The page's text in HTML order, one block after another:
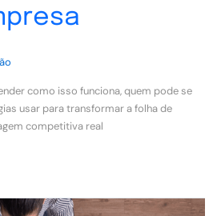
como isso funciona, quem pode se
usar para transformar a folha de
competitiva real